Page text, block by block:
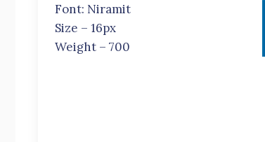
Font: Niramit
Size – 16px
Weight – 700